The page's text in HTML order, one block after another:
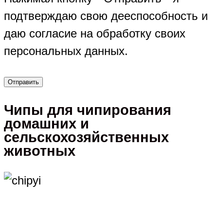
подтверждаю свою дееспособность и
даю согласие на обработку своих
персональных данных.
Чипы для чипирования
домашних и
сельскохозяйственных
животных